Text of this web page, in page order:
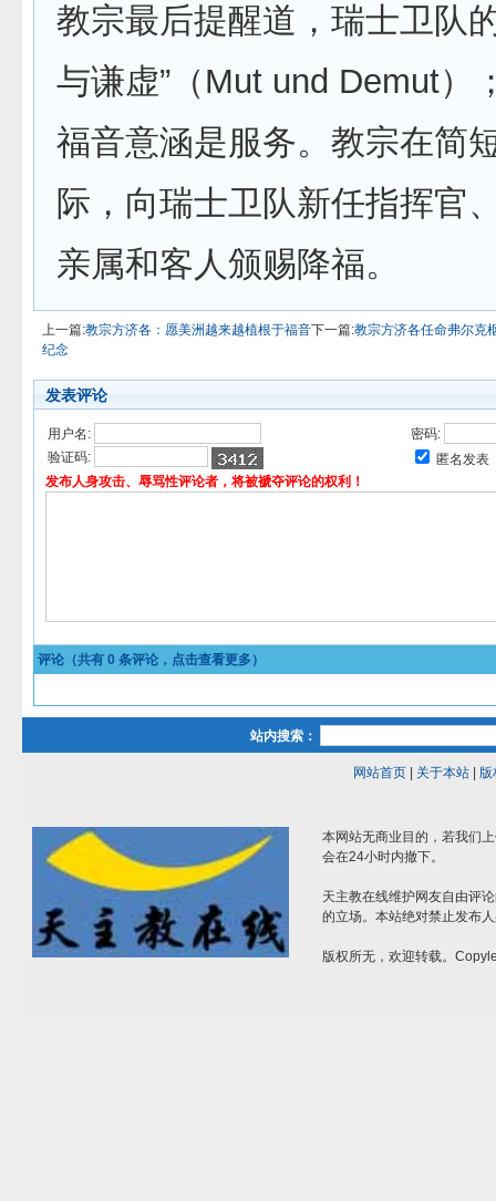
教宗最后提醒道，瑞士卫队
与谦虚”（Mut und Demut）
福音意涵是服务。教宗在简
际，向瑞士卫队新任指挥官
亲属和客人颁赐降福。
上一篇:教宗方济各：愿美洲越来越植根于福音下一篇:教宗方济各任命弗尔克
纪念
发表评论
用户名:
密码:
验证码:
匿名发表
发布人身攻击、辱骂性评论者，将被褫夺评论的权利！
评论（共有 0 条评论，点击查看更多）
站内搜索：
网站首页| 关于本站| 版
本网站无商业目的，若我们
会在24小时内撤下。
天主教在线维护网友自由评
的立场。本站绝对禁止发布
版权所无，欢迎转载。